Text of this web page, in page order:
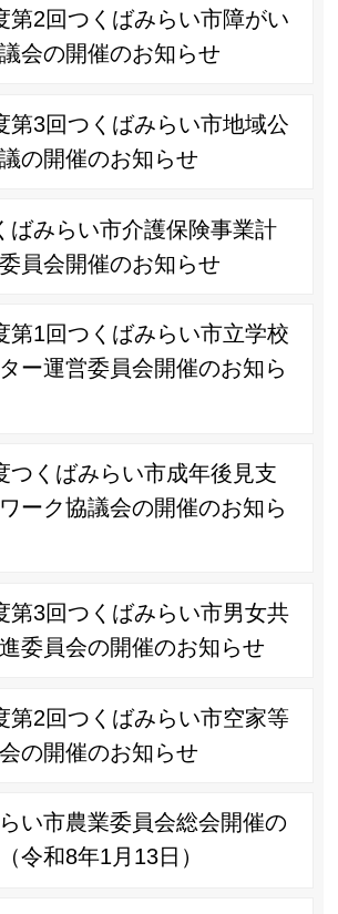
第2回つくばみらい市障がい
会の開催のお知らせ
第3回つくばみらい市地域公
の開催のお知らせ
ばみらい市介護保険事業計
員会開催のお知らせ
第1回つくばみらい市立学校
ー運営委員会開催のお知ら
つくばみらい市成年後見支
ーク協議会の開催のお知ら
第3回つくばみらい市男女共
委員会の開催のお知らせ
第2回つくばみらい市空家等
の開催のお知らせ
い市農業委員会総会開催の
令和8年1月13日）